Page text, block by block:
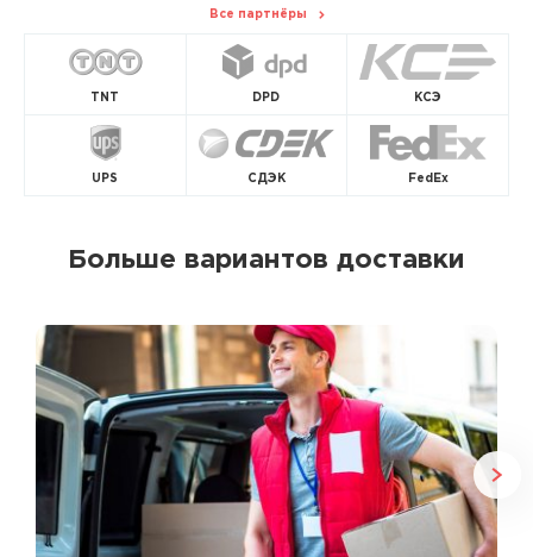
Все партнёры
TNT DPD КСЭ
UPS СДЭК FedEx
Больше вариантов доставки